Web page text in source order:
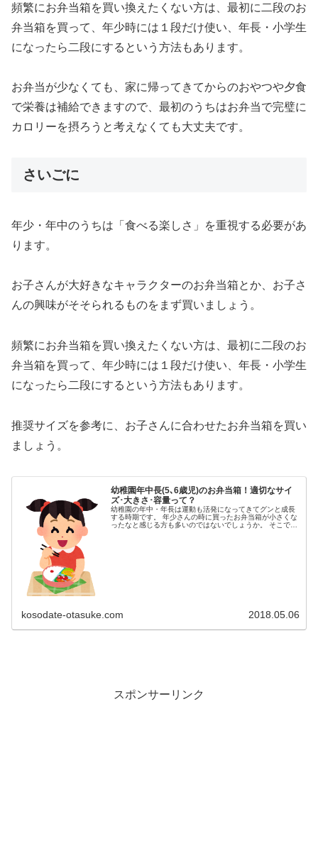
頻繁にお弁当箱を買い換えたくない方は、最初に二段のお
弁当箱を買って、年少時には１段だけ使い、年長・小学生
になったら二段にするという方法もあります。
お弁当が少なくても、家に帰ってきてからのおやつや夕食
で栄養は補給できますので、最初のうちはお弁当で完璧に
カロリーを摂ろうと考えなくても大丈夫です。
さいごに
年少・年中のうちは「食べる楽しさ」を重視する必要があ
ります。
お子さんが大好きなキャラクターのお弁当箱とか、お子さ
んの興味がそそられるものをまず買いましょう。
頻繁にお弁当箱を買い換えたくない方は、最初に二段のお
弁当箱を買って、年少時には１段だけ使い、年長・小学生
になったら二段にするという方法もあります。
推奨サイズを参考に、お子さんに合わせたお弁当箱を買い
ましょう。
幼稚園年中長(5､6歳児)のお弁当箱！適切なサイ
ズ･大きさ･容量って？
幼稚園の年中・年長は運動も活発になってきてグンと成長
する時期です。 年少さんの時に買ったお弁当箱が小さくな
ったなと感じる方も多いのではないでしょうか。 そこで今
kosodate-otasuke.com 2018.05.06
スポンサーリンク